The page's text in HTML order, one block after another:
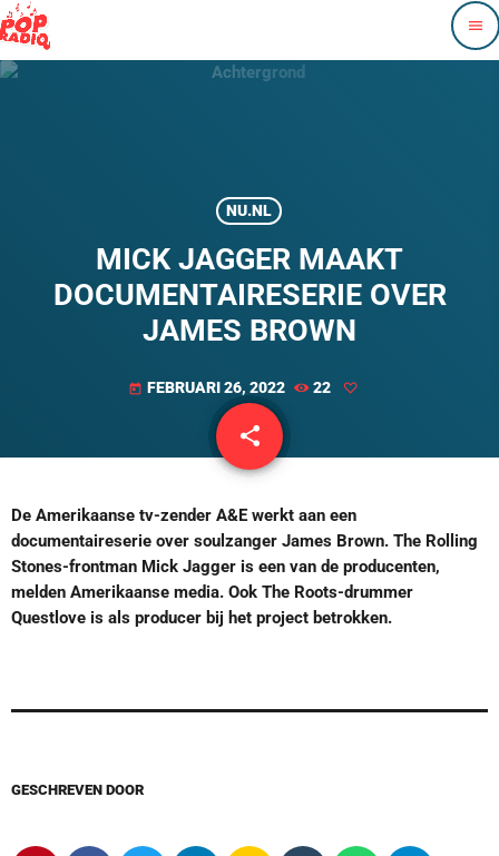
menu
NU.NL
MICK JAGGER MAAKT
DOCUMENTAIRESERIE OVER
JAMES BROWN
today FEBRUARI 26, 2022 22
share
email
De Amerikaanse tv-zender A&E werkt aan een
documentaireserie over soulzanger James Brown. The Rolling
Stones-frontman Mick Jagger is een van de producenten,
melden Amerikaanse media. Ook The Roots-drummer
Questlove is als producer bij het project betrokken.
GESCHREVEN DOOR